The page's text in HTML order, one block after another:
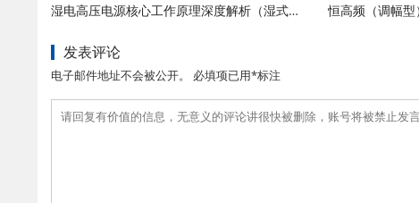
湿电高压电源核心工作原理深度解析（湿式静电除尘动力核心）
发表评论
电子邮件地址不会被公开。 必填项已用*标注